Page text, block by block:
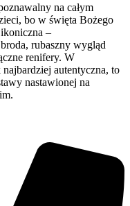
na całym
bo w święta Bożego
–
rubaszny wygląd
renifery. W
autentyczna, to
nastawionej na